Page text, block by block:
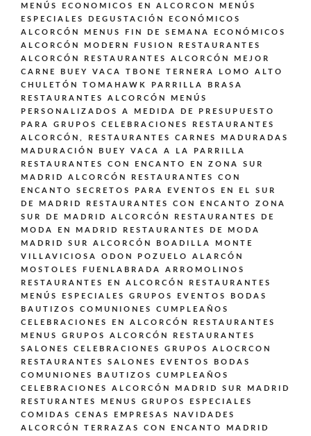
MENÚS ECONOMICOS EN ALCORCON
MENÚS
ESPECIALES DEGUSTACIÓN ECONÓMICOS
ALCORCÓN
MENUS FIN DE SEMANA ECONÓMICOS
ALCORCÓN
MODERN FUSION
RESTAURANTES
ALCORCÓN
RESTAURANTES ALCORCÓN MEJOR
CARNE BUEY VACA TBONE TERNERA LOMO ALTO
CHULETÓN TOMAHAWK PARRILLA BRASA
RESTAURANTES ALCORCÓN MENÚS
PERSONALIZADOS A MEDIDA DE PRESUPUESTO
PARA GRUPOS CELEBRACIONES
RESTAURANTES
ALCORCÓN,
RESTAURANTES CARNES MADURADAS
MADURACIÓN BUEY VACA A LA PARRILLA
RESTAURANTES CON ENCANTO EN ZONA SUR
MADRID ALCORCÓN
RESTAURANTES CON
ENCANTO SECRETOS PARA EVENTOS EN EL SUR
DE MADRID
RESTAURANTES CON ENCANTO ZONA
SUR DE MADRID ALCORCÓN
RESTAURANTES DE
MODA EN MADRID
RESTAURANTES DE MODA
MADRID SUR ALCORCÓN BOADILLA MONTE
VILLAVICIOSA ODON POZUELO ALARCÓN
MOSTOLES FUENLABRADA ARROMOLINOS
RESTAURANTES EN ALCORCÓN
RESTAURANTES
MENÚS ESPECIALES GRUPOS EVENTOS BODAS
BAUTIZOS COMUNIONES CUMPLEAÑOS
CELEBRACIONES EN ALCORCÓN
RESTAURANTES
MENUS GRUPOS ALCORCÓN
RESTAURANTES
SALONES CELEBRACIONES GRUPOS ALOCRCON
RESTAURANTES SALONES EVENTOS BODAS
COMUNIONES BAUTIZOS CUMPLEAÑOS
CELEBRACIONES ALCORCÓN MADRID SUR MADRID
RESTURANTES MENUS GRUPOS ESPECIALES
COMIDAS CENAS EMPRESAS NAVIDADES
ALCORCÓN
TERRAZAS CON ENCANTO MADRID